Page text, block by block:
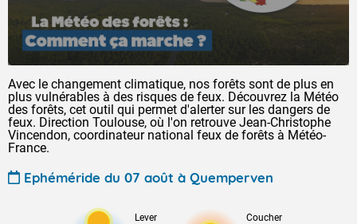
Avec le changement climatique, nos forêts sont de plus en
plus vulnérables à des risques de feux. Découvrez la Météo
des forêts, cet outil qui permet d'alerter sur les dangers de
feux. Direction Toulouse, où l'on retrouve Jean-Christophe
Vincendon, coordinateur national feux de forêts à Météo-
France.
Ephéméride du 07 août à Quemperven
Lever Coucher